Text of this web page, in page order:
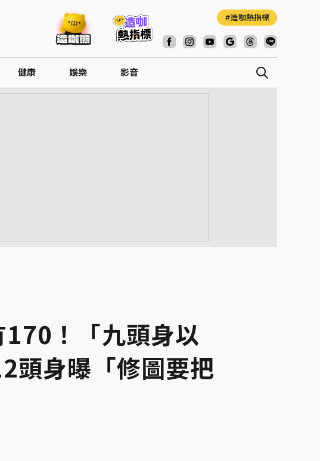
造咖熱指標
健康 娛樂 影音
！「九頭身以
頭身曝「修圖要把